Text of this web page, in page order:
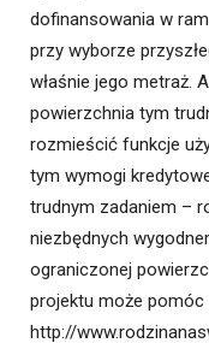
dofinansowania w
przy wyborze
właśnie jego metraż.
powierzchnia tym
rozmieścić funkcje
tym wymogi
trudnym zadaniem –
niezbędnych
ograniczonej
projektu może pomóc
http://